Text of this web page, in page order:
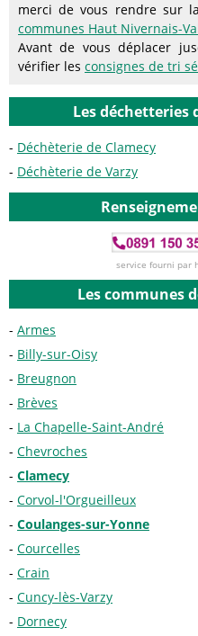
merci de vous rendre sur
communes Haut Nivernais-
Avant de vous déplacer
vérifier les consignes de tri
Les déchetteries
Déchèterie de Clamecy
Déchèterie de Varzy
service fourni par
Les communes
Armes
Billy-sur-Oisy
Breugnon
Brèves
La Chapelle-Saint-André
Chevroches
Clamecy
Corvol-l'Orgueilleux
Coulanges-sur-Yonne
Courcelles
Crain
Cuncy-lès-Varzy
Dornecy